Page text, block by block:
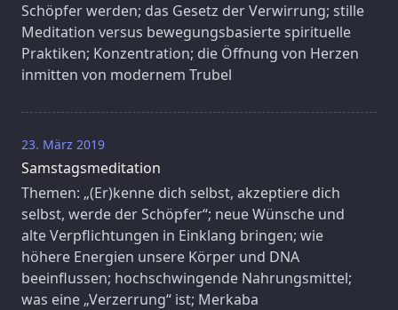
Schöpfer werden; das Gesetz der Verwirrung; stille
Meditation versus bewegungsbasierte spirituelle
Praktiken; Konzentration; die Öffnung von Herzen
inmitten von modernem Trubel
23. März 2019
Samstagsmeditation
Themen: „(Er)kenne dich selbst, akzeptiere dich
selbst, werde der Schöpfer“; neue Wünsche und
alte Verpflichtungen in Einklang bringen; wie
höhere Energien unsere Körper und DNA
beeinflussen; hochschwingende Nahrungsmittel;
was eine „Verzerrung“ ist; Merkaba